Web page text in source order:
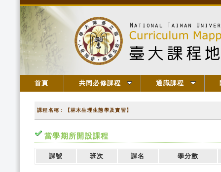
首頁 共同必修課程 通識課程
課程名稱：【林木生理生態學及實習】
當學期所開設課程
課號 班次 課名 學分數